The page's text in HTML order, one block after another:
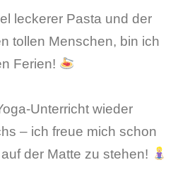
leckerer Pasta und der
tollen Menschen, bin ich
Ferien!
Unterricht wieder
– ich freue mich schon
der Matte zu stehen!